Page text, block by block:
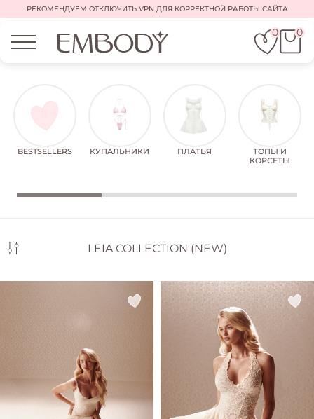
РЕКОМЕНДУЕМ ОТКЛЮЧИТЬ VPN ДЛЯ КОРРЕКТНОЙ РАБОТЫ САЙТА
0 0
BESTSELLERS КУПАЛЬНИКИ ПЛАТЬЯ
ТОПЫ И
КОРСЕТЫ
LEIA COLLECTION (NEW)